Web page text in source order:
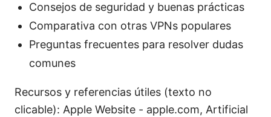
Consejos de seguridad y buenas prácticas
Comparativa con otras VPNs populares
Preguntas frecuentes para resolver dudas
comunes
Recursos y referencias útiles (texto no
clicable): Apple Website - apple.com, Artificial